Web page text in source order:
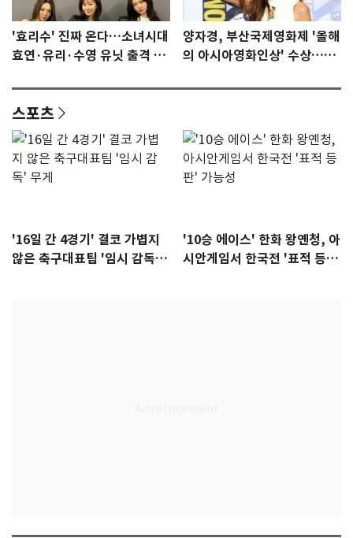
'효리수' 진짜 온다…소녀시대
효연·유리·수영 유닛 출격 [N
양자경, 부산국제영화제 '올해
의 아시아영화인상' 수상…15
스포츠
'16일 간 4경기' 결코 가볍지
않은 축구대표팀 '임시 감독'
'10승 에이스' 한화 왕옌청, 아
시안게임서 한국전 '표적 등